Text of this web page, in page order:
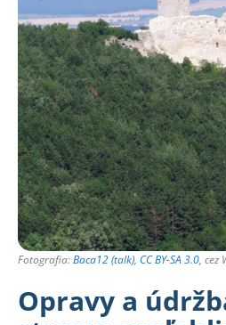
Fotografia:Baca12 (talk), CC BY-SA 3.0, cez
Opravy a